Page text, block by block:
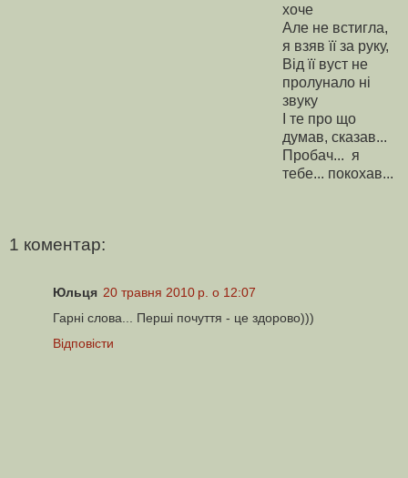
хоче
Але не встигла,
я взяв її за руку,
Від її вуст не
пролунало ні
звуку
І те про що
думав, сказав...
Пробач... я
тебе... покохав...
1 коментар:
Юльця 20 травня 2010 р. о 12:07
Гарні слова... Перші почуття - це здорово)))
Відповісти